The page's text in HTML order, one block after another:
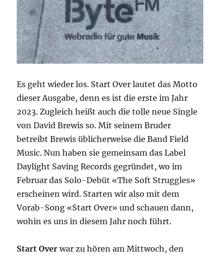
Es geht wieder los. Start Over lautet das Motto
dieser Ausgabe, denn es ist die erste im Jahr
2023. Zugleich heißt auch die tolle neue Single
von David Brewis so. Mit seinem Bruder
betreibt Brewis üblicherweise die Band Field
Music. Nun haben sie gemeinsam das Label
Daylight Saving Records gegründet, wo im
Februar das Solo-Debüt «The Soft Struggles»
erscheinen wird. Starten wir also mit dem
Vorab-Song «Start Over» und schauen dann,
wohin es uns in diesem Jahr noch führt.
Start Overwar zu hören am Mittwoch, den